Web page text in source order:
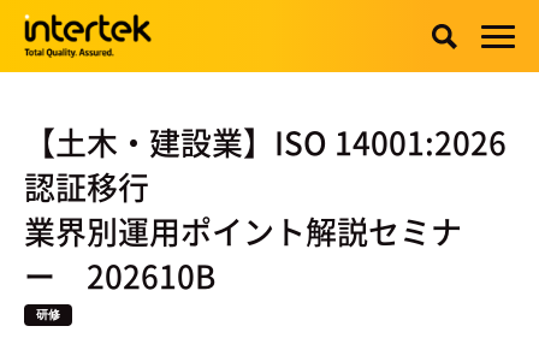
【土木・建設業】ISO 14001:2026
認証移行
業界別運用ポイント解説セミナ
ー 202610B
研修